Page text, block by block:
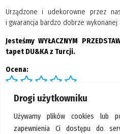
Drogi użytkowniku
Używamy plików cookies lub
zapewnienia Ci dostępu do
Urządzone i udekorowne przez
i gwarancja bardzo dobrze wykonanej
Jesteśmy WYŁACZNYM
tapet DU&KA z Turcji.
Ocena:
Galeria